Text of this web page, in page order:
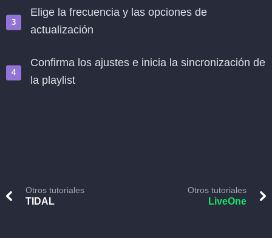
Elige la frecuencia y las opciones de
actualización
Confirma los ajustes e inicia la sincronización de
la playlist
Otros tutoriales
TIDAL
Otros tutoriales
LiveOne